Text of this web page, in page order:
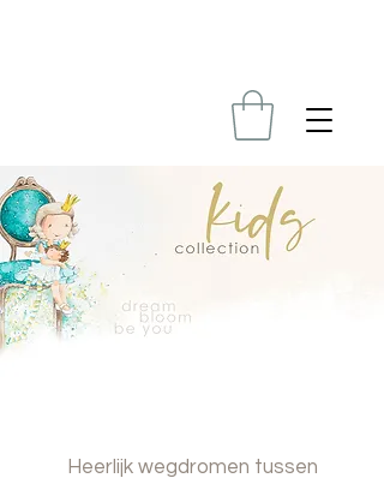
Heerlijk wegdromen tussen